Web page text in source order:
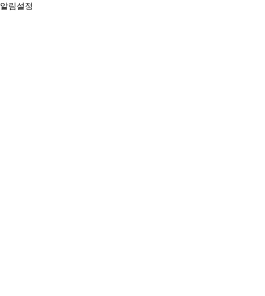
알림설정